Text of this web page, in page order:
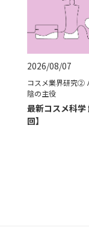
2026/08/07
コスメ業界研究②
陰の主役
最新コスメ科
回】